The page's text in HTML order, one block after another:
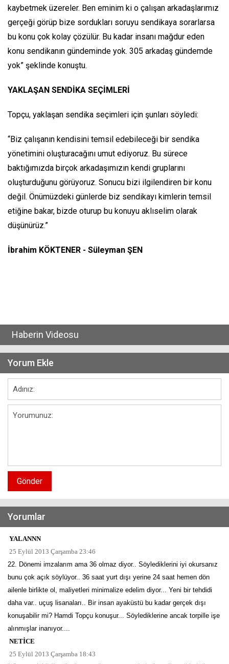
kaybetmek üzereler. Ben eminim ki o çalışan arkadaşlarımız
gerçeği görüp bize sordukları soruyu sendikaya sorarlarsa
bu konu çok kolay çözülür. Bu kadar insanı mağdur eden
konu sendikanın gündeminde yok. 305 arkadaş gündemde
yok” şeklinde konuştu.
YAKLAŞAN SENDİKA SEÇİMLERİ
Topçu, yaklaşan sendika seçimleri için şunları söyledi:
“Biz çalışanın kendisini temsil edebileceği bir sendika
yönetimini oluşturacağını umut ediyoruz. Bu sürece
baktığımızda birçok arkadaşımızın kendi gruplarını
oluşturduğunu görüyoruz. Sonucu bizi ilgilendiren bir konu
değil. Önümüzdeki günlerde biz sendikayı kimlerin temsil
etiğine bakar, bizde oturup bu konuyu aklıselim olarak
düşünürüz.”
İbrahim KÖKTENER - Süleyman ŞEN
Haberin Videosu
Yorum Ekle
Gönder
Yorumlar
YALANNN
25 Eylül 2013 Çarşamba 23:46
22. Dönemi imzalarım ama 36 olmaz diyor.. Söylediklerini iyi okursanız
bunu çok açık söylüyor.. 36 saat yurt dışı yerine 24 saat hemen dön
ailenle birlikte ol, maliyetleri minimalize edelim diyor... Yeni bir tehdidi
daha var.. uçuş lisanaları.. Bir insan ayaküstü bu kadar gerçek dışı
konuşabilir mi? Hamdi Topçu konuşur... Söylediklerine ancak torpille işe
alınmışlar inanıyor....
NETİCE
25 Eylül 2013 Çarşamba 18:43